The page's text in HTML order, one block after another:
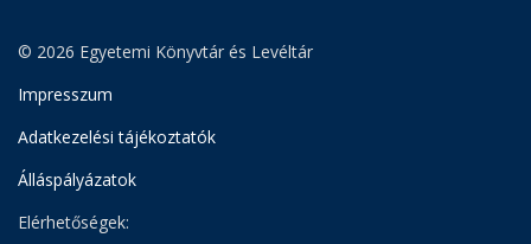
© 2026 Egyetemi Könyvtár és Levéltár
Impresszum
Adatkezelési tájékoztatók
Álláspályázatok
Elérhetőségek: